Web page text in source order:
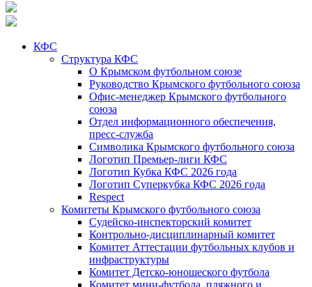
КФС
Структура КФС
О Крымском футбольном союзе
Руководство Крымского футбольного союза
Офис-менеджер Крымского футбольного
союза
Отдел информационного обеспечения,
пресс-служба
Символика Крымского футбольного союза
Логотип Премьер-лиги КФС
Логотип Кубка КФС 2026 года
Логотип Суперкубка КФС 2026 года
Respect
Комитеты Крымского футбольного союза
Судейско-инспекторский комитет
Контрольно-дисциплинарный комитет
Комитет Аттестации футбольных клубов и
инфраструктуры
Комитет Детско-юношеского футбола
Комитет мини-футбола, пляжного и